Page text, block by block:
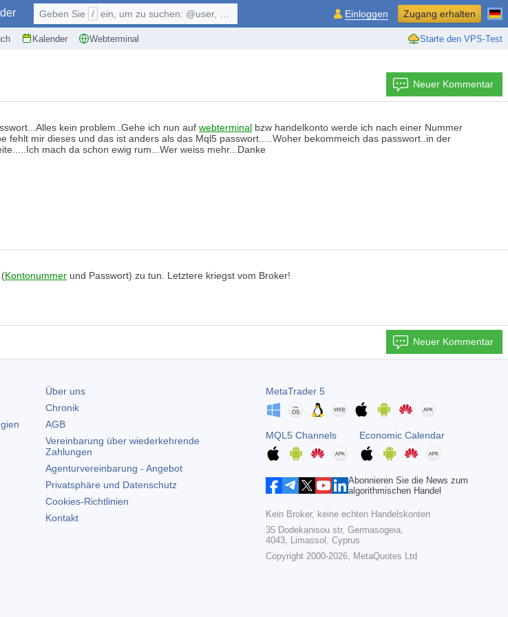
Kalender Webterminal Starte den VPS-Test
Geben Sie / ein, um zu suchen: @user, $symbol, ... Einloggen Zugang erhalten
Neuer Kommentar
kein problem..Gehe ich nun auf webterminal bzw handelkonto werde ich nach einer Nummer
mir dieses und das ist anders als das Mql5 passwort.....Woher bekommeich das passwort..in der
mach da schon ewig rum...Wer weiss mehr...Danke
Kontonummer und Passwort) zu tun. Letztere kriegst vom Broker!
Neuer Kommentar
Über uns
Chronik
AGB
Vereinbarung über wiederkehrende
Zahlungen
Agenturvereinbarung - Angebot
Privatsphäre und Datenschutz
Cookies-Richtlinien
Kontakt
MetaTrader 5
MQL5 Channels Economic Calendar
Abonnieren Sie die News zum
algorithmischen Handel
Kein Broker, keine echten Handelskonten
35 Dodekanisou str, Germasogeia,
4043, Limassol, Cyprus
Copyright 2000-2026,
MetaQuotes Ltd